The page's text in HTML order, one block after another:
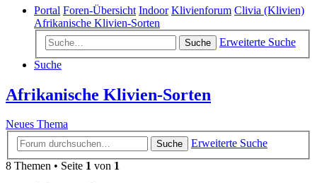
Portal Foren-Übersicht Indoor Klivienforum Clivia (Klivien)
Afrikanische Klivien-Sorten
Suche
Erweiterte Suche
Suche
Afrikanische Klivien-Sorten
Neues Thema
Suche
Erweiterte Suche
8 Themen • Seite 1 von 1